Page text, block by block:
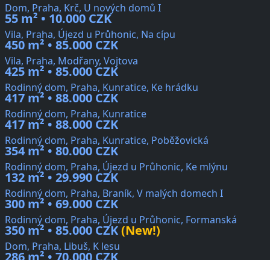
Dom, Praha, Krč, U nových domů I
55 m² • 10.000 CZK
Vila, Praha, Újezd u Průhonic, Na cípu
450 m² • 85.000 CZK
Vila, Praha, Modřany, Vojtova
425 m² • 85.000 CZK
Rodinný dom, Praha, Kunratice, Ke hrádku
417 m² • 88.000 CZK
Rodinný dom, Praha, Kunratice
417 m² • 88.000 CZK
Rodinný dom, Praha, Kunratice, Poběžovická
354 m² • 80.000 CZK
Rodinný dom, Praha, Újezd u Průhonic, Ke mlýnu
132 m² • 29.990 CZK
Rodinný dom, Praha, Braník, V malých domech I
300 m² • 69.000 CZK
Rodinný dom, Praha, Újezd u Průhonic, Formanská
350 m² • 85.000 CZK(New!)
Dom, Praha, Libuš, K lesu